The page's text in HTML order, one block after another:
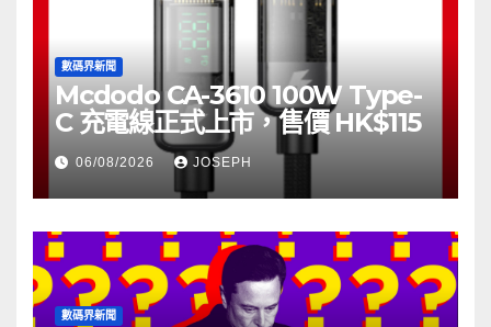
數碼界新聞
Mcdodo CA-3610 100W Type-
C 充電線正式上市，售價 HK$115
06/08/2026 JOSEPH
數碼界新聞